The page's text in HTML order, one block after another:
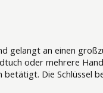
gelangt an einen
oder mehrere
betätigt. Die Schlüssel